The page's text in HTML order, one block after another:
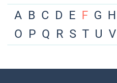
A B C D E F G H
O P Q R S T U V